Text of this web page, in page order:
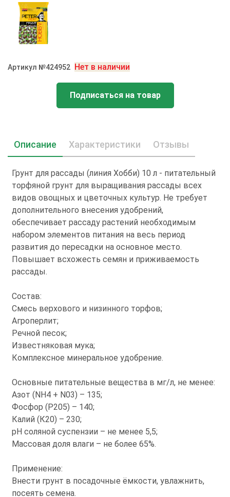
Артикул №424952 Нет в наличии
Подписаться на товар
Описание Характеристики Отзывы
Грунт для рассады (линия Хобби) 10 л - питательный
торфяной грунт для выращивания рассады всех
видов овощных и цветочных культур. Не требует
дополнительного внесения удобрений,
обеспечивает рассаду растений необходимым
набором элементов питания на весь период
развития до пересадки на основное место.
Повышает всхожесть семян и приживаемость
рассады.
Состав:
Смесь верхового и низинного торфов;
Агроперлит;
Речной песок;
Известняковая мука;
Комплексное минеральное удобрение.
Основные питательные вещества в мг/л, не менее:
Азот (NH4 + N03) – 135;
Фосфор (Р205) – 140;
Калий (К20) – 230;
рН соляной суспензии – не менее 5,5;
Массовая доля влаги – не более 65%.
Применение:
Внести грунт в посадочные ёмкости, увлажнить,
посеять семена.